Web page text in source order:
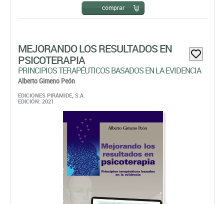
comprar
MEJORANDO LOS RESULTADOS EN
PSICOTERAPIA
PRINCIPIOS TERAPÉUTICOS BASADOS EN LA EVIDENCIA
Alberto Gimeno Peón
EDICIONES PIRÁMIDE, S.A.
EDICIÓN: 2021